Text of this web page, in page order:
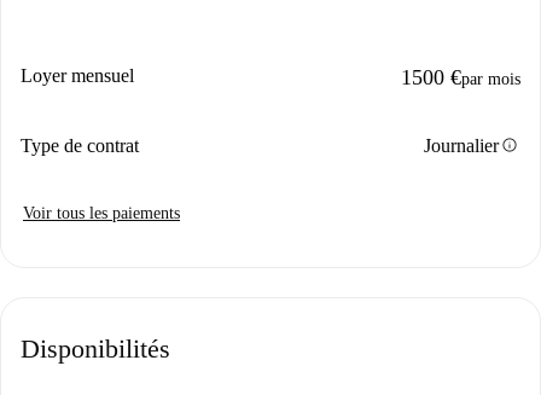
Loyer mensuel 1500 €par mois
Type de contrat Journalierinfo
Voir tous les paiements
Disponibilités